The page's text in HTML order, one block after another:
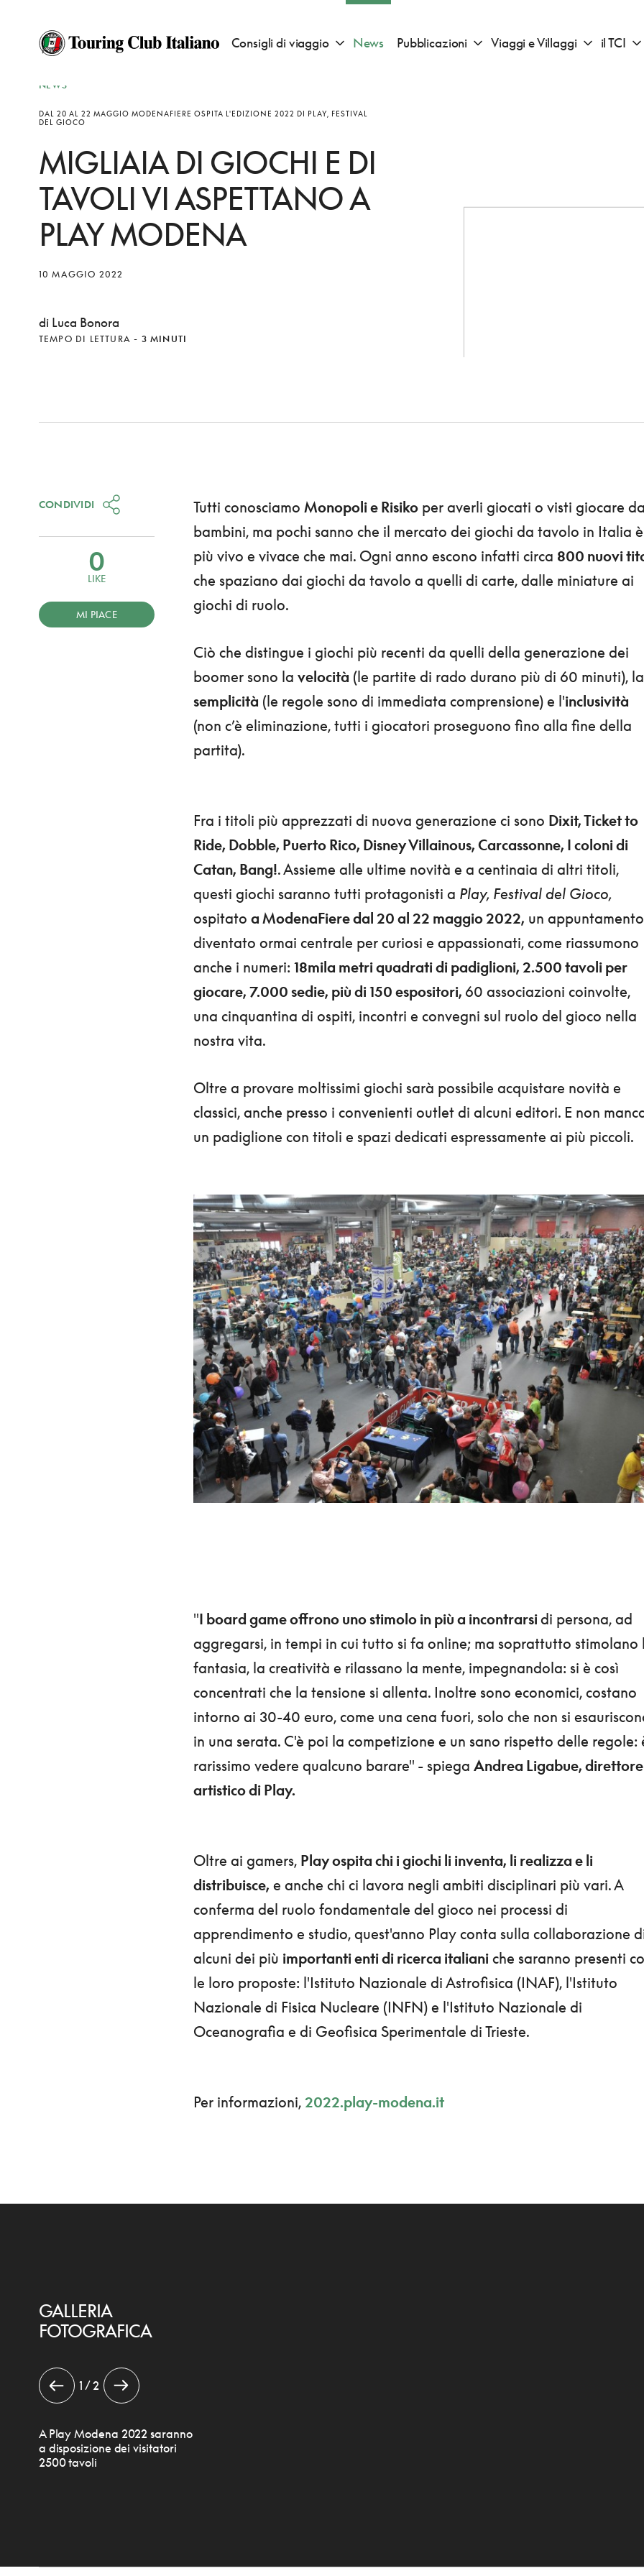
Consigli di viaggio Apri sotto menu "Consigli di viaggio"
News Pubblicazioni Apri sotto menu "Pubblicazioni"
Viaggi e Villaggi Apri sotto
il TCI
NEWS
DAL 20 AL 22 MAGGIO MODENAFIERE OSPITA L'EDIZIONE 2022 DI PLAY, FESTIVAL
DEL GIOCO
MIGLIAIA DI GIOCHI E DI
TAVOLI VI ASPETTANO A
PLAY MODENA
10 MAGGIO 2022
di Luca Bonora
TEMPO DI LETTURA - 3 MINUTI
Tutti conosciamo Monopoli e Risikoper averli giocati o visti giocare
bambini, ma pochi sanno che il mercato dei giochi da tavolo in Italia è
più vivo e vivace che mai. Ogni anno escono infatti circa 800 nuovi
che spaziano dai giochi da tavolo a quelli di carte, dalle miniature ai
giochi di ruolo.
Ciò che distingue i giochi più recenti da quelli della generazione dei
boomer sono la velocità (le partite di rado durano più di 60 minuti), la
semplicità (le regole sono di immediata comprensione) e l'inclusività
(non c’è eliminazione, tutti i giocatori proseguono fino alla fine della
partita).
Fra i titoli più apprezzati di nuova generazione ci sono Dixit, Ticket to
Ride, Dobble, Puerto Rico, Disney Villainous, Carcassonne, I coloni di
Catan, Bang!. Assieme alle ultime novità e a centinaia di altri titoli,
questi giochi saranno tutti protagonisti a Play, Festival del Gioco,
ospitato a ModenaFiere dal 20 al 22 maggio 2022, un appuntamento
diventato ormai centrale per curiosi e appassionati, come riassumono
anche i numeri: 18mila metri quadrati di padiglioni, 2.500 tavoli per
giocare, 7.000 sedie, più di 150 espositori, 60 associazioni coinvolte,
una cinquantina di ospiti, incontri e convegni sul ruolo del gioco nella
nostra vita.
Oltre a provare moltissimi giochi sarà possibile acquistare novità e
classici, anche presso i convenienti outlet di alcuni editori. E non
un padiglione con titoli e spazi dedicati espressamente ai più piccoli.
"I board game offrono uno stimolo in più a incontrarsidi persona, ad
aggregarsi, in tempi in cui tutto si fa online; ma soprattutto stimolano
fantasia, la creatività e rilassano la mente, impegnandola: si è così
concentrati che la tensione si allenta. Inoltre sono economici, costano
intorno ai 30-40 euro, come una cena fuori, solo che non si
in una serata. C'è poi la competizione e un sano rispetto delle regole:
rarissimo vedere qualcuno barare" - spiega Andrea Ligabue, direttore
artistico di Play.
Oltre ai gamers, Play ospita chi i giochi li inventa, li realizza e li
distribuisce, e anche chi ci lavora negli ambiti disciplinari più vari. A
conferma del ruolo fondamentale del gioco nei processi di
apprendimento e studio, quest'anno Play conta sulla collaborazione
alcuni dei più importanti enti di ricerca italianiche saranno presenti
le loro proposte: l'Istituto Nazionale di Astrofisica (INAF), l'Istituto
Nazionale di Fisica Nucleare (INFN) e l'Istituto Nazionale di
Oceanografia e di Geofisica Sperimentale di Trieste.
Per informazioni, 2022.play-modena.it
CONDIVIDI
0
LIKE
MI PIACE
GALLERIA
FOTOGRAFICA
1 / 2
A Play Modena 2022 saranno
a disposizione dei visitatori
2500 tavoli